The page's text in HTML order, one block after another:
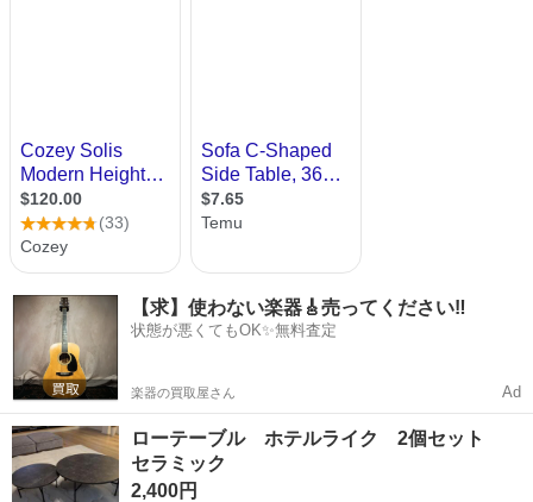
【求】使わない楽器🎸売ってください‼️
状態が悪くてもOK✨無料査定
楽器の買取屋さん Ad
ローテーブル ホテルライク 2個セット
セラミック
2,400円